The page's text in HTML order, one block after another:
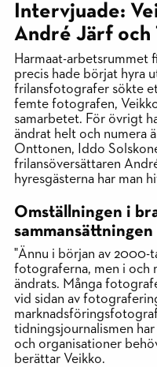
Intervjuade:
André Järf och
Harmaat-arbetsrummet
precis hade börjat hyra
frilansfotografer sökte
femte fotografen,
samarbetet. För övrigt
ändrat helt och numera
Onttonen, Iddo
frilansöversättaren
hyresgästerna har man
Omställningen i
"Ännu i början av 2000-
fotograferna, men i och
ändrats. Många
vid sidan av
tidningsjournalismen
och organisationer
berättar Veikko.